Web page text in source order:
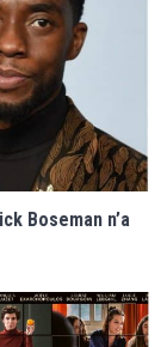
Boseman n’a